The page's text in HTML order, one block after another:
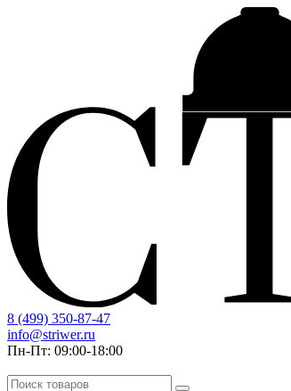
8 (499) 350-87-47
info@striwer.ru
Пн-Пт: 09:00-18:00